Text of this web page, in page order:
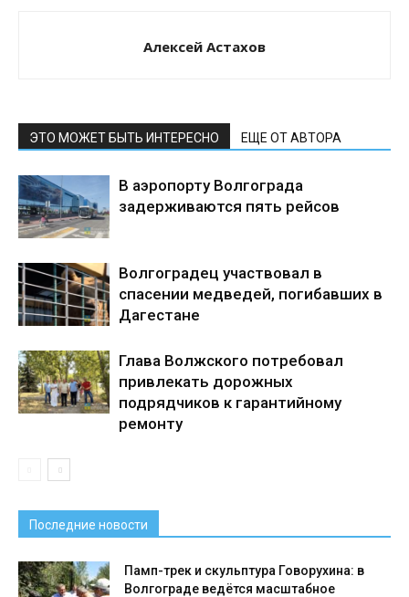
Алексей Астахов
ЭТО МОЖЕТ БЫТЬ ИНТЕРЕСНО ЕЩЕ ОТ АВТОРА
В аэропорту Волгограда
задерживаются пять рейсов
Волгоградец участвовал в
спасении медведей, погибавших в
Дагестане
Глава Волжского потребовал
привлекать дорожных
подрядчиков к гарантийному
ремонту
Последние новости
Памп-трек и скульптура Говорухина: в
Волгограде ведётся масштабное